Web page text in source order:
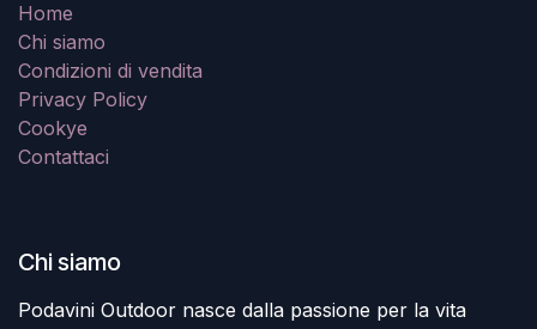
Home
Chi siamo
Condizioni di vendita
Privacy Policy
Cookye
Contattaci
Chi siamo
Podavini Outdoor nasce dalla passione per la vita